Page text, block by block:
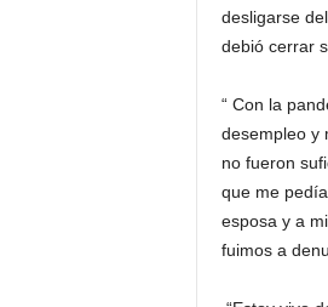
desligarse
debió cerrar
“ Con la
desempleo y
no fueron
que me
esposa y a
fuimos a